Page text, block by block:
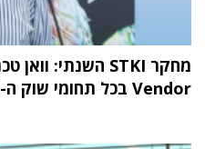
Vendor בכל תחומי שוק ה-IT